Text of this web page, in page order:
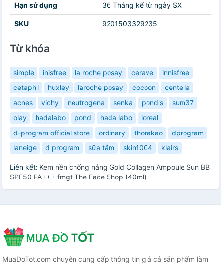
Hạn sử dụng 36 Tháng kể từ ngày SX
SKU 9201503329235
Từ khóa
simple inisfree la roche posay cerave
innisfree
cetaphil
huxley laroche posay cocoon
centella
acnes
vichy neutrogena senka pond's
sum37
olay
hadalabo pond hada labo
loreal
d-program official store
ordinary thorakao
dprogram
laneige
d program sữa tắm skin1004 klairs
Liên kết: Kem nền chống nắng Gold Collagen Ampoule Sun BB
SPF50 PA+++ fmgt The Face Shop (40ml)
MuaDoTot.com chuyên cung cấp thông tin giá cả sản phẩm làm